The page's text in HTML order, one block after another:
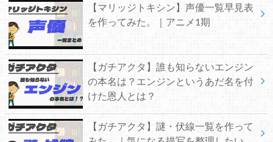
【マリッジトキシン】声優一覧早見表
を作ってみた。｜アニメ1期
【ガチアクタ】誰も知らないエンジン
の本名は？エンジンというあだ名を付
けた恩人とは？
【ガチアクタ】謎・伏線一覧を作って